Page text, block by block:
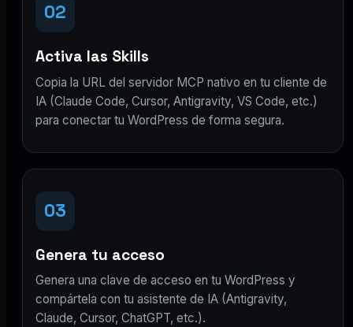
02
Activa las Skills
Copia la URL del servidor MCP nativo en tu cliente de
IA (Claude Code, Cursor, Antigravity, VS Code, etc.)
para conectar tu WordPress de forma segura.
03
Genera tu acceso
Genera una clave de acceso en tu WordPress y
compártela con tu asistente de IA (Antigravity,
Claude, Cursor, ChatGPT, etc.).